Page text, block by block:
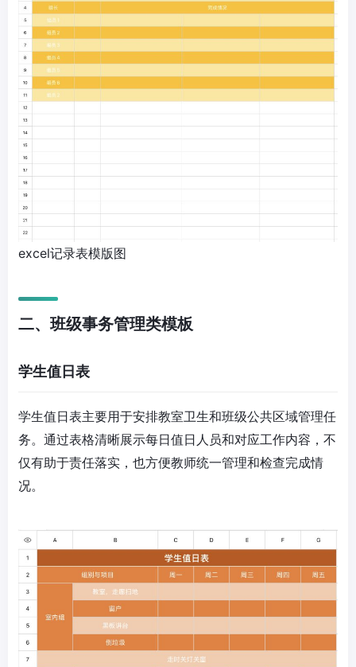
excel记录表模版图
二、班级事务管理类模板
学生值日表
学生值日表主要用于安排教室卫生和班级公共区域管理任
务。通过表格清晰展示每日值日人员和对应工作内容，不
仅有助于责任落实，也方便教师统一管理和检查完成情
况。